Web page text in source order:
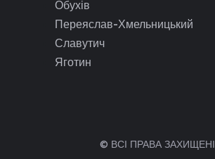
Обухів
Переяслав-Хмельницький
Славутич
Яготин
© ВСІ ПРАВА ЗАХИЩЕНІ